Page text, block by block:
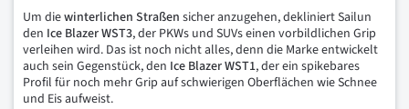
Um diewinterlichen Straßen sicher anzugehen, dekliniert Sailun
den Ice Blazer WST3, der PKWs und SUVs einen vorbildlichen Grip
verleihen wird. Das ist noch nicht alles, denn die Marke entwickelt
auch sein Gegenstück, den Ice Blazer WST1, der ein spikebares
Profil für noch mehr Grip auf schwierigen Oberflächen wie Schnee
und Eis aufweist.